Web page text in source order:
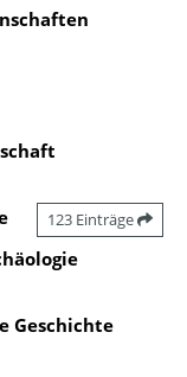
123 Einträge
Geschichte